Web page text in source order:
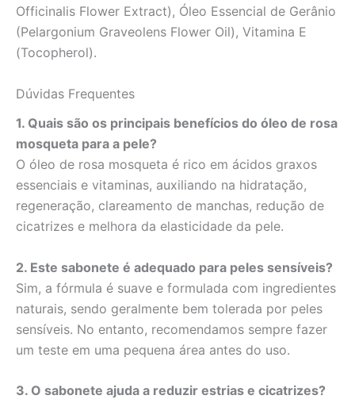
Officinalis Flower Extract), Óleo Essencial de Gerânio
(Pelargonium Graveolens Flower Oil), Vitamina E
(Tocopherol).
Dúvidas Frequentes
1. Quais são os principais benefícios do óleo de rosa
mosqueta para a pele?
O óleo de rosa mosqueta é rico em ácidos graxos
essenciais e vitaminas, auxiliando na hidratação,
regeneração, clareamento de manchas, redução de
cicatrizes e melhora da elasticidade da pele.
2. Este sabonete é adequado para peles sensíveis?
Sim, a fórmula é suave e formulada com ingredientes
naturais, sendo geralmente bem tolerada por peles
sensíveis. No entanto, recomendamos sempre fazer
um teste em uma pequena área antes do uso.
3. O sabonete ajuda a reduzir estrias e cicatrizes?